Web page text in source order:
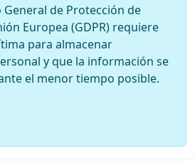
General de Protección de
Europea (GDPR) requiere
para almacenar
y que la información se
el menor tiempo posible.